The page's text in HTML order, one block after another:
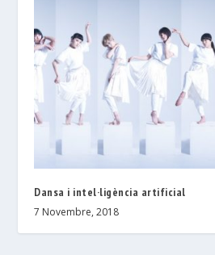
Dansa i intel·ligència artificial
7 Novembre, 2018